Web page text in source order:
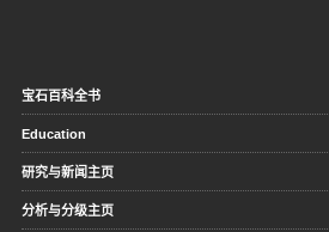
宝石百科全书
Education
研究与新闻主页
分析与分级主页